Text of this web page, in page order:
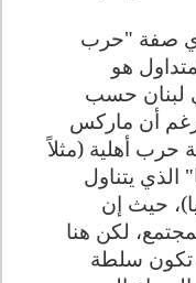
صفة "حرب
هو
لبنان حسب
أن ماركس
أهلية (مثلاً
الذي يتناول
حيث إن
لكن هنا
تكون سلطة